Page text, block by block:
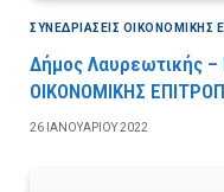
ΣΥΝΕΔΡΙΆΣΕΙΣ ΟΙΚΟΝΟΜΙΚΉΣ
Δήμος Λαυρεωτικής
ΟΙΚΟΝΟΜΙΚΗΣ
26 ΙΑΝΟΥΑΡΊΟΥ 2022